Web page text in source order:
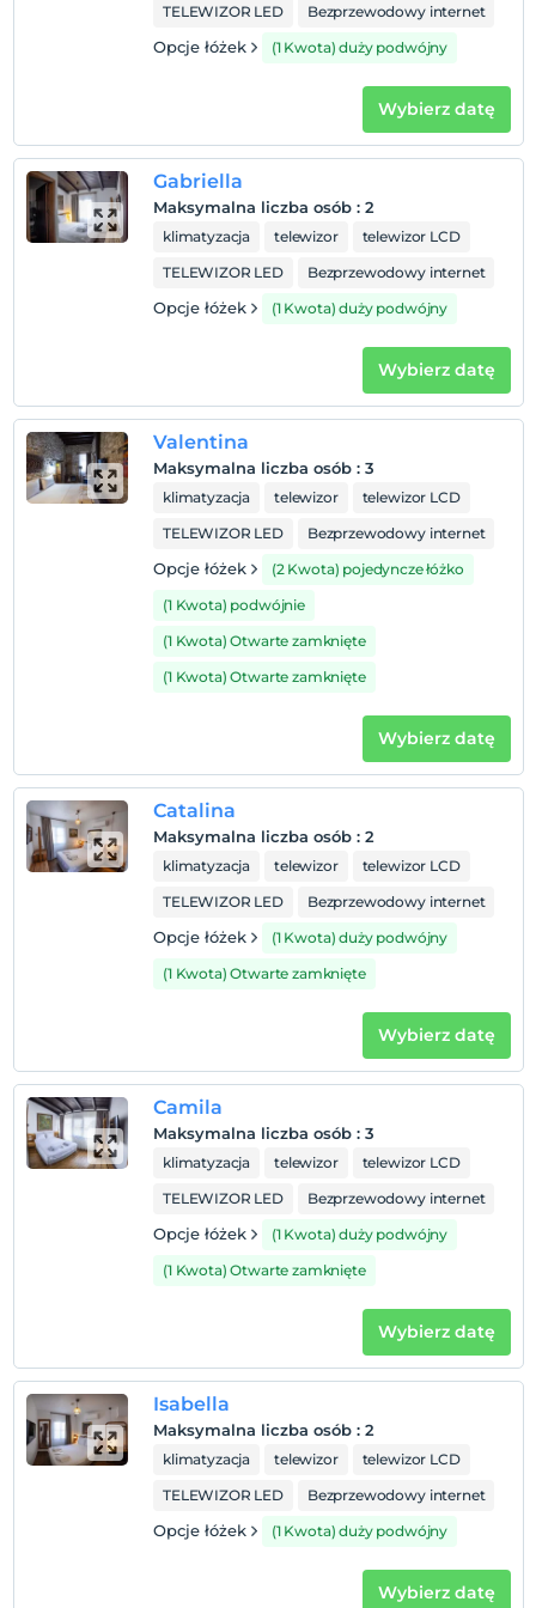
TELEWIZOR LED Bezprzewodowy internet
Opcje łóżek (1 Kwota) duży podwójny
Wybierz datę
Gabriella
Maksymalna liczba osób : 2
klimatyzacja telewizor
telewizor LCD
TELEWIZOR LED
Bezprzewodowy internet
Opcje łóżek (1 Kwota) duży podwójny
Wybierz datę
Valentina
Maksymalna liczba osób : 3
klimatyzacja telewizor
telewizor LCD
TELEWIZOR LED
Bezprzewodowy internet
Opcje łóżek
(2 Kwota) pojedyncze łóżko
(1 Kwota) podwójnie
(1 Kwota) Otwarte zamknięte
(1 Kwota) Otwarte zamknięte
Wybierz datę
Catalina
Maksymalna liczba osób : 2
klimatyzacja telewizor
telewizor LCD
TELEWIZOR LED
Bezprzewodowy internet
Opcje łóżek
(1 Kwota) duży podwójny
(1 Kwota) Otwarte zamknięte
Wybierz datę
Camila
Maksymalna liczba osób : 3
klimatyzacja telewizor
telewizor LCD
TELEWIZOR LED
Bezprzewodowy internet
Opcje łóżek
(1 Kwota) duży podwójny
(1 Kwota) Otwarte zamknięte
Wybierz datę
Isabella
Maksymalna liczba osób : 2
klimatyzacja telewizor
telewizor LCD
TELEWIZOR LED
Bezprzewodowy internet
Opcje łóżek (1 Kwota) duży podwójny
Wybierz datę